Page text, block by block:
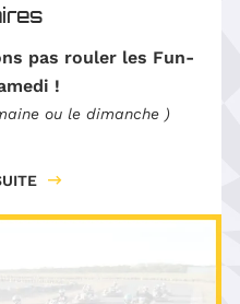
pas rouler les Fun-
!
ou le dimanche )